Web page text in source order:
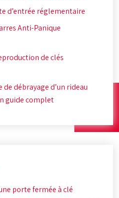
d’entrée réglementaire
Anti-Panique
de clés
débrayage d’un rideau
guide complet
porte fermée à clé